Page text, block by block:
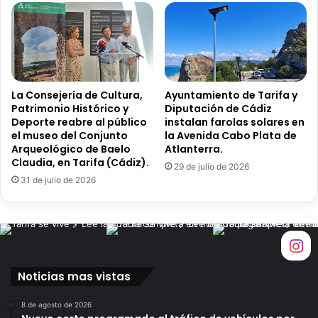
e
M
a
r
í
C
a
l
e
r
a
La Consejería de Cultura,
Patrimonio Histórico y
Deporte reabre al público
el museo del Conjunto
Arqueológico de Baelo
Claudia, en Tarifa (Cádiz).
31 de julio de 2026
Ayuntamiento de Tarifa y
Diputación de Cádiz
instalan farolas solares en
la Avenida Cabo Plata de
Atlanterra.
29 de julio de 2026
Noticias mas vistas
8 de agosto de 2026